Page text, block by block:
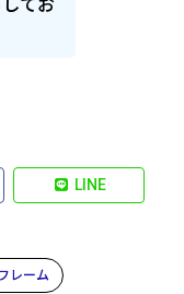
てお
LINE
レーム